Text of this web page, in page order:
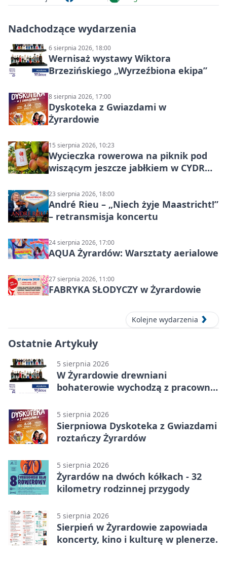
Nadchodzące wydarzenia
6 sierpnia 2026, 18:00
Wernisaż wystawy Wiktora
Brzezińskiego „Wyrzeźbiona ekipa”
8 sierpnia 2026, 17:00
Dyskoteka z Gwiazdami w
Żyrardowie
15 sierpnia 2026, 10:23
Wycieczka rowerowa na piknik pod
wiszącym jeszcze jabłkiem w CYDR
23 sierpnia 2026, 18:00
André Rieu – „Niech żyje Maastricht!”
– retransmisja koncertu
24 sierpnia 2026, 17:00
AQUA Żyrardów: Warsztaty aerialowe
27 sierpnia 2026, 11:00
FABRYKA SŁODYCZY w Żyrardowie
Kolejne wydarzenia
Ostatnie Artykuły
5 sierpnia 2026
W Żyrardowie drewniani
bohaterowie wychodzą z pracowni
5 sierpnia 2026
Sierpniowa Dyskoteka z Gwiazdami
roztańczy Żyrardów
5 sierpnia 2026
Żyrardów na dwóch kółkach - 32
kilometry rodzinnej przygody
5 sierpnia 2026
Sierpień w Żyrardowie zapowiada
koncerty, kino i kulturę w plenerze.